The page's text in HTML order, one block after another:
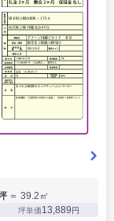
＝ 39.2㎡
坪単価13,889円